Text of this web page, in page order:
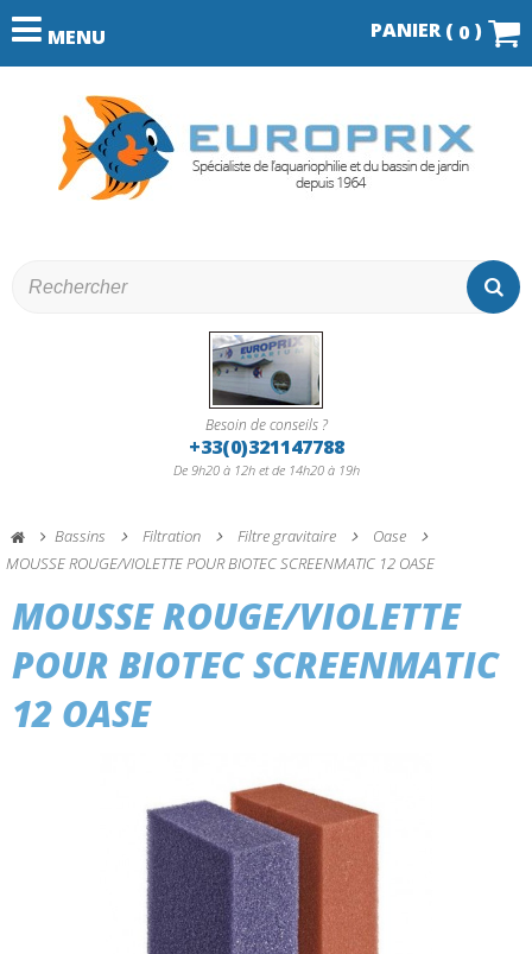
MENU PANIER ( 0 )
Besoin de conseils ?
+33(0)321147788
De 9h20 à 12h et de 14h20 à 19h
Bassins Filtration Filtre gravitaire
Oase
MOUSSE ROUGE/VIOLETTE POUR BIOTEC SCREENMATIC 12 OASE
MOUSSE ROUGE/VIOLETTE
POUR BIOTEC SCREENMATIC
12 OASE